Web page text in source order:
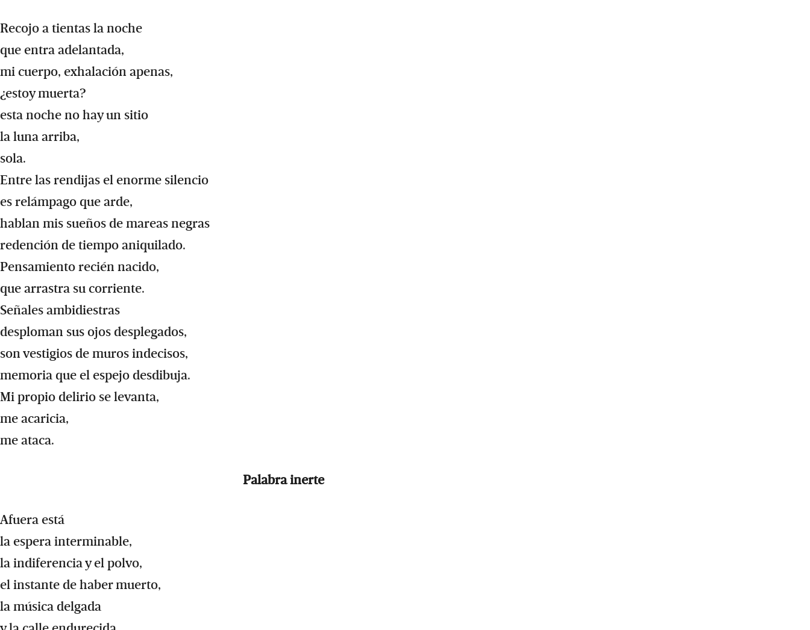
Recojo a tientas la noche
que entra adelantada,
mi cuerpo, exhalación apenas,
¿estoy muerta?
esta noche no hay un sitio
la luna arriba,
sola.
Entre las rendijas el enorme silencio
es relámpago que arde,
hablan mis sueños de mareas negras
redención de tiempo aniquilado.
Pensamiento recién nacido,
que arrastra su corriente.
Señales ambidiestras
desploman sus ojos desplegados,
son vestigios de muros indecisos,
memoria que el espejo desdibuja.
Mi propio delirio se levanta,
me acaricia,
me ataca.
Palabra inerte
Afuera está
la espera interminable,
la indiferencia y el polvo,
el instante de haber muerto,
la música delgada